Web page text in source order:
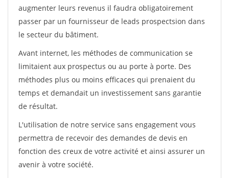
augmenter leurs revenus il faudra obligatoirement
passer par un fournisseur de leads prospectsion dans
le secteur du bâtiment.
Avant internet, les méthodes de communication se
limitaient aux prospectus ou au porte à porte. Des
méthodes plus ou moins efficaces qui prenaient du
temps et demandait un investissement sans garantie
de résultat.
L'utilisation de notre service sans engagement vous
permettra de recevoir des demandes de devis en
fonction des creux de votre activité et ainsi assurer un
avenir à votre société.